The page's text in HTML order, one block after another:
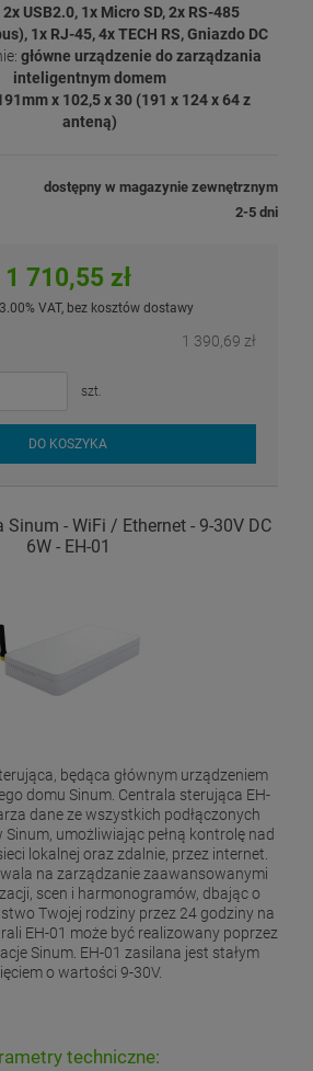
2x USB2.0, 1x Micro SD, 2x RS-485
1x RJ-45, 4x TECH RS, Gniazdo DC
główne urządzenie do zarządzania
inteligentnym domem
x 102,5 x 30 (191 x 124 x 64 z
anteną)
dostępny w magazynie zewnętrznym
2-5 dni
1 710,55 zł
VAT, bez kosztów dostawy
1 390,69 zł
szt.
DO KOSZYKA
Sinum - WiFi / Ethernet - 9-30V DC
6W - EH-01
będąca głównym urządzeniem
domu Sinum. Centrala sterująca EH-
dane ze wszystkich podłączonych
Sinum, umożliwiając pełną kontrolę nad
lokalnej oraz zdalnie, przez internet.
na zarządzanie zaawansowanymi
scen i harmonogramów, dbając o
Twojej rodziny przez 24 godziny na
EH-01 może być realizowany poprzez
Sinum. EH-01 zasilana jest stałym
o wartości 9-30V.
techniczne: